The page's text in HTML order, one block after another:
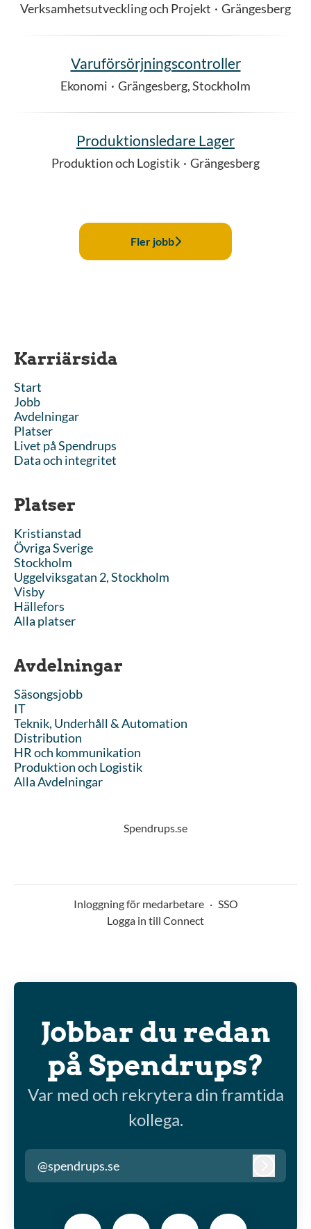
Verksamhetsutveckling och Projekt · Grängesberg
Varuförsörjningscontroller
Ekonomi · Grängesberg, Stockholm
Produktionsledare Lager
Produktion och Logistik · Grängesberg
Fler jobb
Karriärsida
Start
Jobb
Avdelningar
Platser
Livet på Spendrups
Data och integritet
Platser
Kristianstad
Övriga Sverige
Stockholm
Uggelviksgatan 2, Stockholm
Visby
Hällefors
Alla platser
Avdelningar
Säsongsjobb
IT
Teknik, Underhåll & Automation
Distribution
HR och kommunikation
Produktion och Logistik
Alla Avdelningar
Spendrups.se
Inloggning för medarbetare · SSO
Logga in till Connect
Jobbar du redan
på Spendrups?
Var med och rekrytera din framtida
kollega.
@spendrups.se